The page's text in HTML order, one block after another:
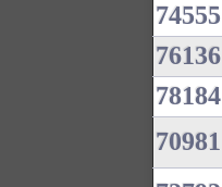
74555
76136
78184
70981